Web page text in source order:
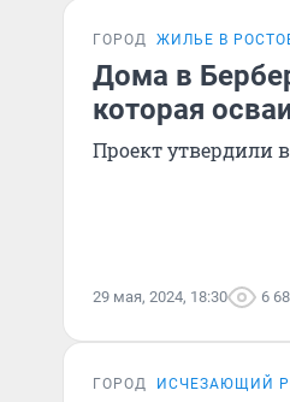
ГОРОД ЖИЛЬЕ В
Дома в
которая
Проект утвердили
29 мая, 2024, 18:30 6
ГОРОД ИСЧЕЗАЮЩИЙ